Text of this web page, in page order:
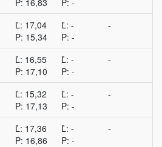
P: 16,83
P: -
Ľ: 17,04
P: 15,34
Ľ: -
P: -
-
Ľ: 16,55
P: 17,10
Ľ: -
P: -
-
Ľ: 15,32
P: 17,13
Ľ: -
P: -
-
Ľ: 17,36
P: 16,86
Ľ: -
P: -
-